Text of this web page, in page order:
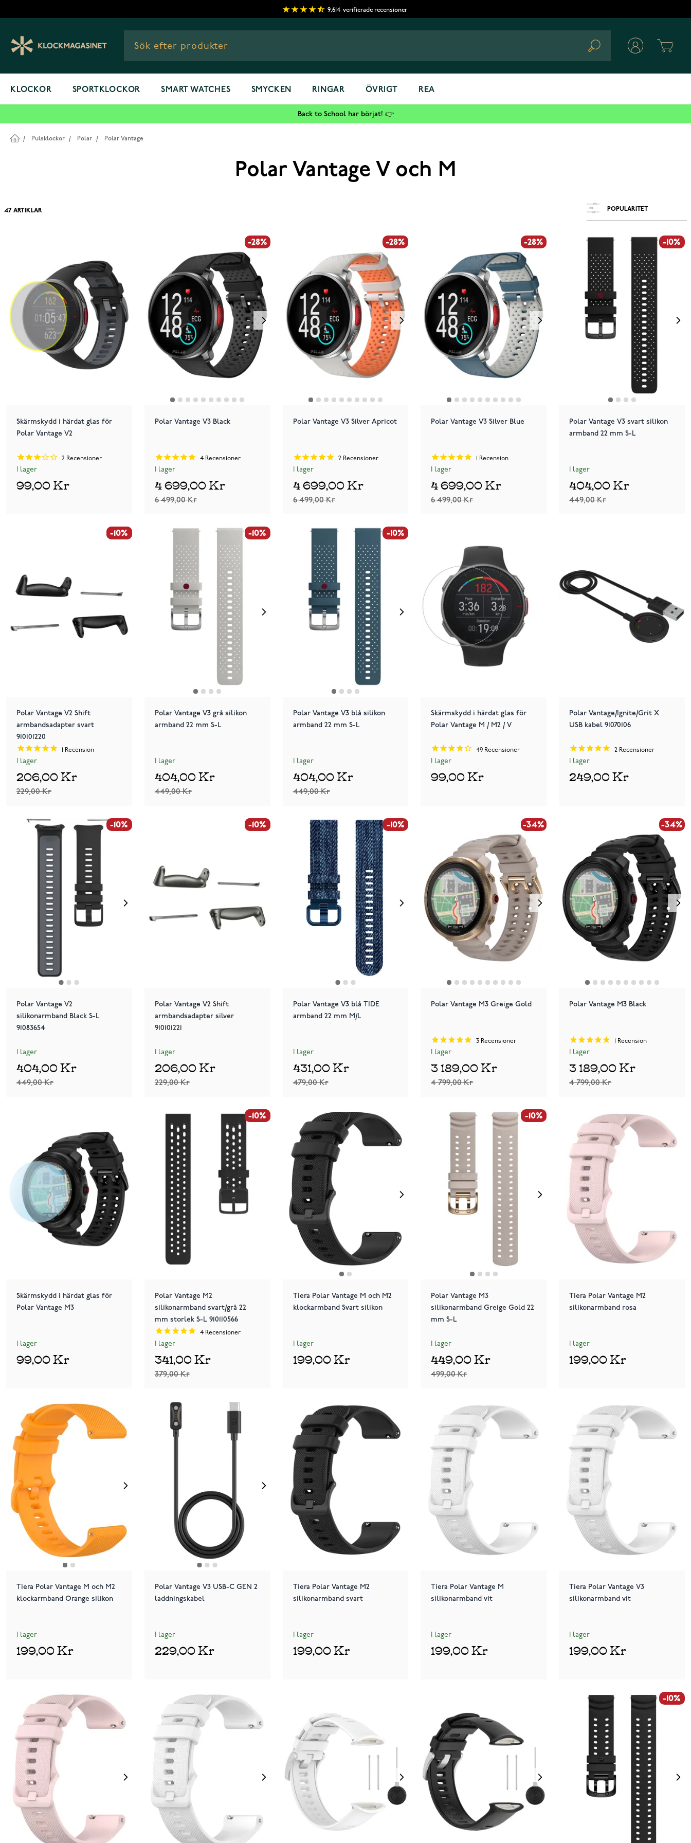
9,614 verifierade recensioner
Search
KLOCKOR SPORTKLOCKOR SMART WATCHES SMYCKEN RINGAR ÖVRIGT REA
Back to School har börjat! 👉
/ Pulsklockor / Polar / Polar Vantage
Polar Vantage V och M
47 ARTIKLAR
Skärmskydd i härdat glas för
Polar Vantage V2
2 Recensioner
I lager
99,00 Kr
-28%
Polar Vantage V3 Black
4Recensioner
I lager
6 499,00 Kr
4 699,00 Kr
-28%
Polar Vantage V3 Silver Apricot
2Recensioner
I lager
6 499,00 Kr
4 699,00 Kr
-28%
Polar Vantage V3 Silver Blue
1 Recension
I lager
6 499,00 Kr
4 699,00 Kr
-10%
Polar Vantage V3 svart silikon
armband 22 mm S-L
I lager
449,00 Kr
404,00 Kr
-10%
-10%
Polar Vantage V2 Shift
armbandsadapter svart
910101220
Recension
I lager
229,00 Kr
206,00 Kr
-10%
Polar Vantage V3 grå silikon
armband 22 mm S-L
I lager
449,00 Kr
404,00 Kr
-10%
Polar Vantage V3 blå silikon
armband 22 mm S-L
I lager
449,00 Kr
404,00 Kr
Skärmskydd i härdat glas för
Polar Vantage M / M2 / V
49 Recensioner
I lager
99,00 Kr
Polar Vantage/Ignite/Grit X
USB kabel 91070106
2 Recensioner
I lager
249,00 Kr
-10%
Polar Vantage V2
silikonarmband Black S-L
91083654
I lager
449,00 Kr
404,00 Kr
-10%
-10%
Polar Vantage V2 Shift
armbandsadapter silver
910101221
I lager
229,00 Kr
206,00 Kr
-10%
Polar Vantage V3 blå TIDE
armband 22 mm M/L
I lager
479,00 Kr
431,00 Kr
-34%
Polar Vantage M3 Greige Gold
3 Recensioner
I lager
4 799,00 Kr
3 189,00 Kr
-34%
Polar Vantage M3 Black
1 Recension
I lager
4 799,00 Kr
3 189,00 Kr
Skärmskydd i härdat glas för
Polar Vantage M3
I lager
99,00 Kr
-10%
-10%
Polar Vantage M2
silikonarmband svart/grå 22
mm storlek S-L 910110566
4Recensioner
I lager
379,00 Kr
341,00 Kr
Tiera Polar Vantage M och M2
klockarmband Svart silikon
I lager
199,00 Kr
-10%
Polar Vantage M3
silikonarmband Greige Gold 22
mm S-L
I lager
499,00 Kr
449,00 Kr
Tiera Polar Vantage M2
silikonarmband rosa
I lager
199,00 Kr
Tiera Polar Vantage M och M2
klockarmband Orange silikon
I lager
199,00 Kr
Polar Vantage V3 USB-C GEN 2
laddningskabel
I lager
229,00 Kr
Tiera Polar Vantage M2
silikonarmband svart
I lager
199,00 Kr
Tiera Polar Vantage M
silikonarmband vit
I lager
199,00 Kr
Tiera Polar Vantage V3
silikonarmband vit
I lager
199,00 Kr
-10%